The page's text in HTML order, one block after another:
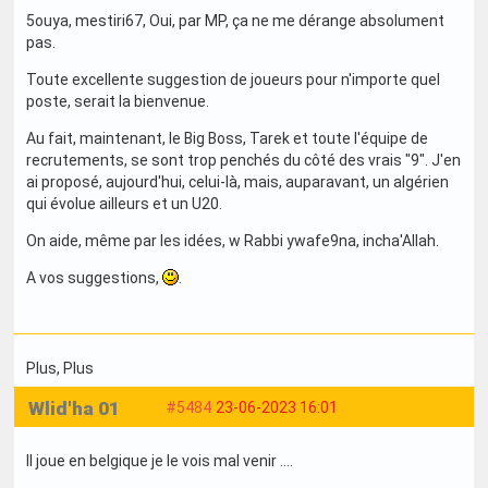
5ouya, mestiri67, Oui, par MP, ça ne me dérange absolument
pas.
Toute excellente suggestion de joueurs pour n'importe quel
poste, serait la bienvenue.
Au fait, maintenant, le Big Boss, Tarek et toute l'équipe de
recrutements, se sont trop penchés du côté des vrais "9". J'en
ai proposé, aujourd'hui, celui-là, mais, auparavant, un algérien
qui évolue ailleurs et un U20.
On aide, même par les idées, w Rabbi ywafe9na, incha'Allah.
A vos suggestions,
Plus, Plus
#5484 23-06-2023 16:01
Wlid'ha 01
Il joue en belgique je le vois mal venir ....